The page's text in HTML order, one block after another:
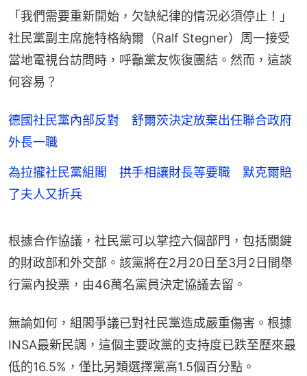
「我們需要重新開始，欠缺紀律的情況必須停止！」
社民黨副主席施特格納爾（Ralf Stegner）周一接受
當地電視台訪問時，呼籲黨友恢復團結。然而，這談
何容易？
德國社民黨內部反對 舒爾茨決定放棄出任聯合政府
外長一職
為拉攏社民黨組閣 拱手相讓財長等要職 默克爾賠
了夫人又折兵
根據合作協議，社民黨可以掌控六個部門，包括關鍵
的財政部和外交部。該黨將在2月20日至3月2日間舉
行黨內投票，由46萬名黨員決定協議去留。
無論如何，組閣爭議已對社民黨造成嚴重傷害。根據
INSA最新民調，這個主要政黨的支持度已跌至歷來最
低的16.5%，僅比另類選擇黨高1.5個百分點。